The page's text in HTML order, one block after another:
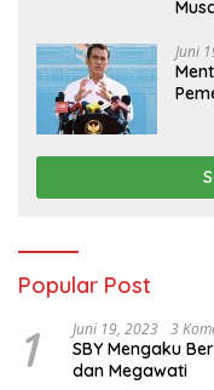
Juni
Popular Post
1 Juni 19, 2023 3
SBY Mengaku
dan Megawati